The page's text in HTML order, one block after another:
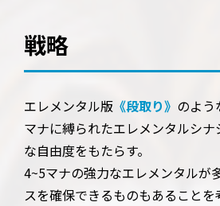
戦略
エレメンタル版 《段取り》 のよう
マナに縛られたエレメンタルシ
な自由度をもたらす。
4~5マナの強力なエレメンタルが
スを確保できるものもあること